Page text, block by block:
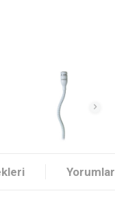
Yorumlar